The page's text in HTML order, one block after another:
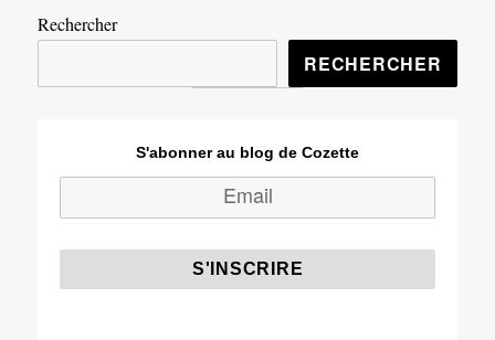
Rechercher
RECHERCHER
S'abonner au blog de Cozette